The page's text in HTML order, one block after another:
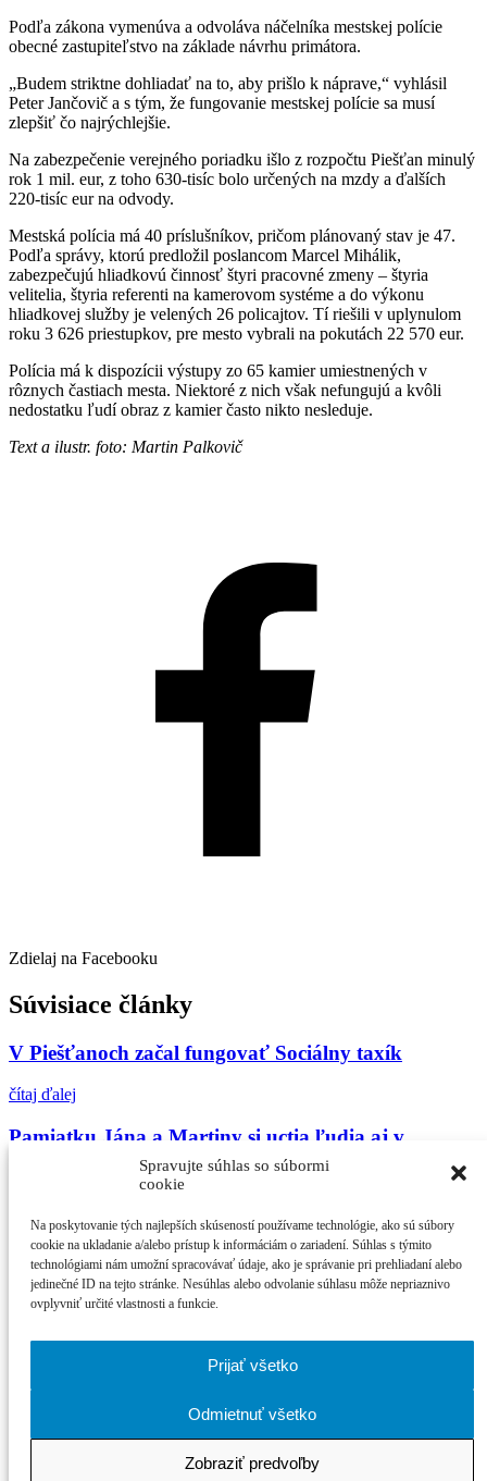
Spravujte súhlas so súbormi
cookie
Na poskytovanie tých najlepších skúseností používame technológie, ako sú súbory
cookie na ukladanie a/alebo prístup k informáciám o zariadení. Súhlas s týmito
technológiami nám umožní spracovávať údaje, ako je správanie pri prehliadaní alebo
jedinečné ID na tejto stránke. Nesúhlas alebo odvolanie súhlasu môže nepriaznivo
ovplyvniť určité vlastnosti a funkcie.
Prijať všetko
Odmietnuť všetko
Zobraziť predvoľby
Podľa zákona vymenúva a odvoláva náčelníka mestskej polície
obecné zastupiteľstvo na základe návrhu primátora.
„Budem striktne dohliadať na to, aby prišlo k náprave,“ vyhlásil
Peter Jančovič a s tým, že fungovanie mestskej polície sa musí
zlepšiť čo najrýchlejšie.
Na zabezpečenie verejného poriadku išlo z rozpočtu Piešťan minulý
rok 1 mil. eur, z toho 630-tisíc bolo určených na mzdy a ďalších
220-tisíc eur na odvody.
Mestská polícia má 40 príslušníkov, pričom plánovaný stav je 47.
Podľa správy, ktorú predložil poslancom Marcel Mihálik,
zabezpečujú hliadkovú činnosť štyri pracovné zmeny – štyria
velitelia, štyria referenti na kamerovom systéme a do výkonu
hliadkovej služby je velených 26 policajtov. Tí riešili v uplynulom
roku 3 626 priestupkov, pre mesto vybrali na pokutách 22 570 eur.
Polícia má k dispozícii výstupy zo 65 kamier umiestnených v
rôznych častiach mesta. Niektoré z nich však nefungujú a kvôli
nedostatku ľudí obraz z kamier často nikto nesleduje.
Text a ilustr. foto: Martin Palkovič
Zdielaj na Facebooku
Súvisiace články
V Piešťanoch začal fungovať Sociálny taxík
čítaj ďalej
Pamiatku Jána a Martiny si uctia ľudia aj v
Zažite september v ARTE
čítaj ďalej
21. ročník MFF Cinematik otvorí svetová premi...
zPiešťan.sk